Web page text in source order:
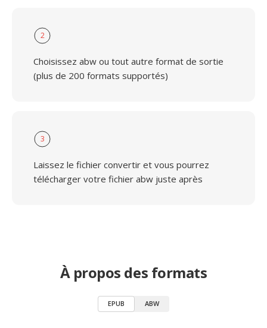
2
Choisissez abw ou tout autre format de sortie
(plus de 200 formats supportés)
3
Laissez le fichier convertir et vous pourrez
télécharger votre fichier abw juste après
À propos des formats
EPUB ABW